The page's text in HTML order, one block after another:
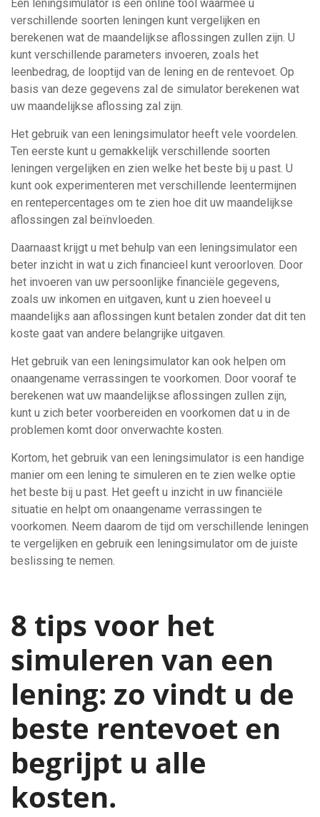
Een leningsimulator is een online tool waarmee u
verschillende soorten leningen kunt vergelijken en
berekenen wat de maandelijkse aflossingen zullen zijn. U
kunt verschillende parameters invoeren, zoals het
leenbedrag, de looptijd van de lening en de rentevoet. Op
basis van deze gegevens zal de simulator berekenen wat
uw maandelijkse aflossing zal zijn.
Het gebruik van een leningsimulator heeft vele voordelen.
Ten eerste kunt u gemakkelijk verschillende soorten
leningen vergelijken en zien welke het beste bij u past. U
kunt ook experimenteren met verschillende leentermijnen
en rentepercentages om te zien hoe dit uw maandelijkse
aflossingen zal beïnvloeden.
Daarnaast krijgt u met behulp van een leningsimulator een
beter inzicht in wat u zich financieel kunt veroorloven. Door
het invoeren van uw persoonlijke financiële gegevens,
zoals uw inkomen en uitgaven, kunt u zien hoeveel u
maandelijks aan aflossingen kunt betalen zonder dat dit ten
koste gaat van andere belangrijke uitgaven.
Het gebruik van een leningsimulator kan ook helpen om
onaangename verrassingen te voorkomen. Door vooraf te
berekenen wat uw maandelijkse aflossingen zullen zijn,
kunt u zich beter voorbereiden en voorkomen dat u in de
problemen komt door onverwachte kosten.
Kortom, het gebruik van een leningsimulator is een handige
manier om een lening te simuleren en te zien welke optie
het beste bij u past. Het geeft u inzicht in uw financiële
situatie en helpt om onaangename verrassingen te
voorkomen. Neem daarom de tijd om verschillende leningen
te vergelijken en gebruik een leningsimulator om de juiste
beslissing te nemen.
8 tips voor het
simuleren van een
lening: zo vindt u de
beste rentevoet en
begrijpt u alle
kosten.